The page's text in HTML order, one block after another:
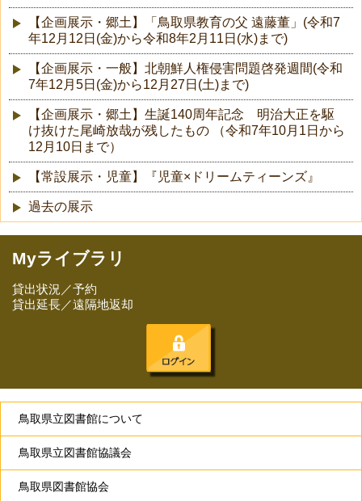
【企画展示・郷土】「鳥取県教育の父 遠藤董」(令和7
年12月12日(金)から令和8年2月11日(水)まで)
【企画展示・一般】北朝鮮人権侵害問題啓発週間(令和
7年12月5日(金)から12月27日(土)まで)
【企画展示・郷土】生誕140周年記念 明治大正を駆
け抜けた尾崎放哉が残したもの （令和7年10月1日から
12月10日まで）
【常設展示・児童】『児童×ドリームティーンズ』
過去の展示
Myライブラリ
貸出状況／予約
貸出延長／遠隔地返却
鳥取県立図書館について
鳥取県立図書館協議会
鳥取県図書館協会